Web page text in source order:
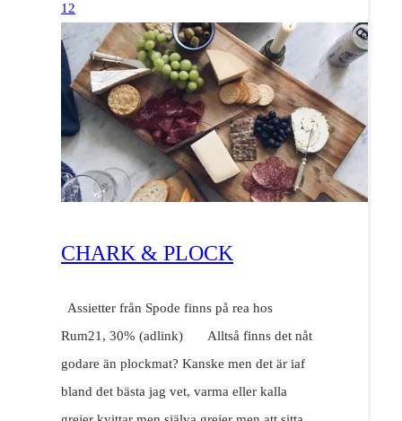
12
CHARK & PLOCK
Assietter från Spode finns på rea hos
Rum21, 30% (adlink) Alltså finns det nåt
godare än plockmat? Kanske men det är iaf
bland det bästa jag vet, varma eller kalla